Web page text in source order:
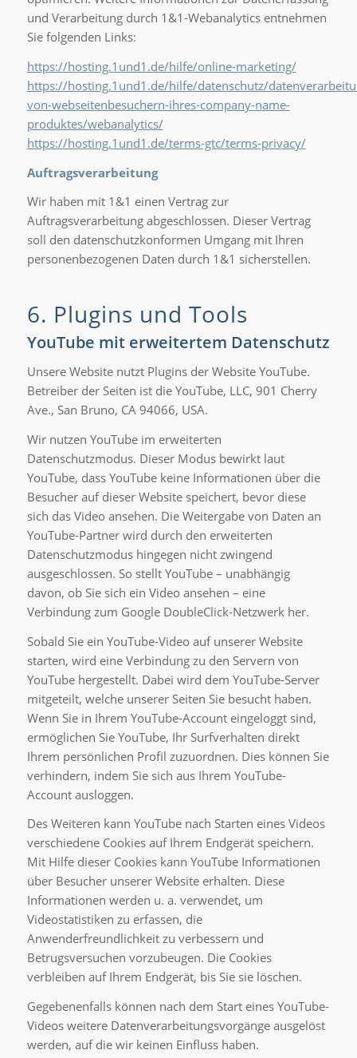
und Verarbeitung durch 1&1-Webanalytics entnehmen
Sie folgenden Links:
https://hosting.1und1.de/hilfe/online-marketing/
https://hosting.1und1.de/hilfe/datenschutz/
von-webseitenbesuchern-ihres-company-name-
produktes/webanalytics/
https://hosting.1und1.de/terms-gtc/terms-privacy/
Auftragsverarbeitung
Wir haben mit 1&1 einen Vertrag zur
Auftragsverarbeitung abgeschlossen. Dieser Vertrag
soll den datenschutzkonformen Umgang mit Ihren
personenbezogenen Daten durch 1&1 sicherstellen.
6. Plugins und Tools
YouTube mit erweitertem Datenschutz
Unsere Website nutzt Plugins der Website YouTube.
Betreiber der Seiten ist die YouTube, LLC, 901 Cherry
Ave., San Bruno, CA 94066, USA.
Wir nutzen YouTube im erweiterten
Datenschutzmodus. Dieser Modus bewirkt laut
YouTube, dass YouTube keine Informationen über die
Besucher auf dieser Website speichert, bevor diese
sich das Video ansehen. Die Weitergabe von Daten an
YouTube-Partner wird durch den erweiterten
Datenschutzmodus hingegen nicht zwingend
ausgeschlossen. So stellt YouTube – unabhängig
davon, ob Sie sich ein Video ansehen – eine
Verbindung zum Google DoubleClick-Netzwerk her.
Sobald Sie ein YouTube-Video auf unserer Website
starten, wird eine Verbindung zu den Servern von
YouTube hergestellt. Dabei wird dem YouTube-Server
mitgeteilt, welche unserer Seiten Sie besucht haben.
Wenn Sie in Ihrem YouTube-Account eingeloggt sind,
ermöglichen Sie YouTube, Ihr Surfverhalten direkt
Ihrem persönlichen Profil zuzuordnen. Dies können Sie
verhindern, indem Sie sich aus Ihrem YouTube-
Account ausloggen.
Des Weiteren kann YouTube nach Starten eines Videos
verschiedene Cookies auf Ihrem Endgerät speichern.
Mit Hilfe dieser Cookies kann YouTube Informationen
über Besucher unserer Website erhalten. Diese
Informationen werden u. a. verwendet, um
Videostatistiken zu erfassen, die
Anwenderfreundlichkeit zu verbessern und
Betrugsversuchen vorzubeugen. Die Cookies
verbleiben auf Ihrem Endgerät, bis Sie sie löschen.
Gegebenenfalls können nach dem Start eines YouTube-
Videos weitere Datenverarbeitungsvorgänge ausgelöst
werden, auf die wir keinen Einfluss haben.